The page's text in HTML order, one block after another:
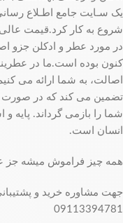
یک سـایت جامع اطـلاع
شروع به کار کرد.قیمت عالی
در مورد عطر و ادکلن جزو
کنون بوده است.ما در
اصالت، به شما ارائه می
تضمین می کند که در صورت
شما را بازمی گرداند. پایه
انسان است.
همه چیز فراموش میشه جز
جهت مشاوره خرید و
09113394781